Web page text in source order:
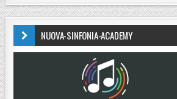
NUOVA-SINFONIA-ACADEMY